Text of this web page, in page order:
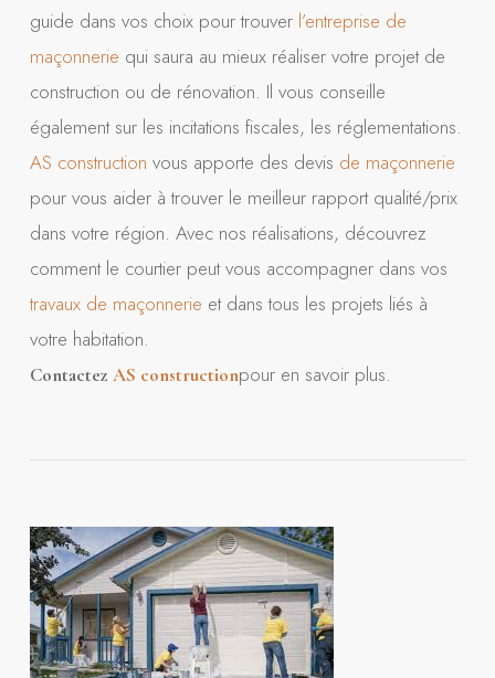
guide dans vos choix pour trouver l’entreprise de
maçonnerie qui saura au mieux réaliser votre projet de
construction ou de rénovation. Il vous conseille
également sur les incitations fiscales, les réglementations.
AS construction vous apporte des devis de maçonnerie
pour vous aider à trouver le meilleur rapport qualité/prix
dans votre région. Avec nos réalisations, découvrez
comment le courtier peut vous accompagner dans vos
travaux de maçonnerie et dans tous les projets liés à
votre habitation.
Contactez AS constructionpour en savoir plus.